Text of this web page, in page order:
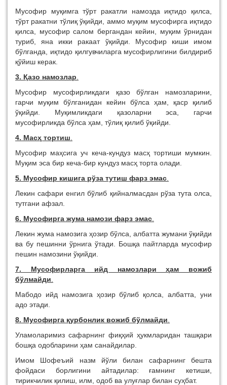
Мусофир муқимга тўрт ракатли намозда иқтидо қилса,
тўрт ракатни тўлиқ ўқийди, аммо муқим мусофирга иқтидо
қилса, мусофир салом бергандан кейин, муқим ўрнидан
туриб, яна икки ракаат ўқийди. Мусофир киши имом
бўлганда, иқтидо қилгувчиларга мусофирлигини билдириб
қўйиш керак.
3. Қазо намозлар
Мусофир мусофирликдаги қазо бўлган намозларини,
гарчи муқим бўлганидан кейин бўлса ҳам, қаср қилиб
ўқийди. Муқимликдаги қазоларни эса, гарчи
мусофирликда бўлса ҳам, тўлиқ қилиб ўқийди.
4. Масҳ тортиш
Мусофир маҳсига уч кеча-кундуз масҳ тортиши мумкин.
Муқим эса бир кеча-бир кундуз масҳ торта олади.
5. Мусофир кишига рўза тутиш фарз эмас
Лекин сафари енгил бўлиб қийналмасдан рўза тута олса,
тутгани афзал.
6. Мусофирга жума намози фарз эмас
Лекин жума намозига ҳозир бўлса, албатта жумани ўқийди
ва бу пешинни ўрнига ўтади. Бошқа пайтларда мусофир
пешин намозини ўқийди.
7. Мусофирларга ийд намозлари ҳам вожиб
бўлмайди
Мабодо ийд намозига ҳозир бўлиб қолса, албатта, уни
адо этади.
8. Мусофирга қурбонлик вожиб бўлмайди
Уламоларимиз сафарнинг фиқҳий ҳукмларидан ташқари
бошқа одобларини ҳам санайдилар.
Имом Шофеъий назм йўли билан сафарнинг бешта
фойдаси борлигини айтадилар: ғамнинг кетиши,
тирикчилик қилиш, илм, одоб ва улуғлар билан суҳбат.